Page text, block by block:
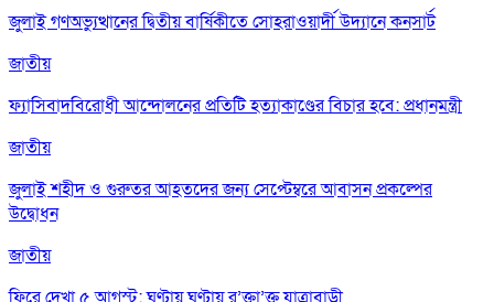
জুলাই গণঅভ্যুত্থানের দ্বিতীয় বার্ষিকীতে সোহরাওয়ার্দী উদ্যানে কনসার্ট
জাতীয়
ফ্যাসিবাদবিরোধী আন্দোলনের প্রতিটি হত্যাকাণ্ডের বিচার হবে: প্রধানমন্ত্রী
জাতীয়
জুলাই শহীদ ও গুরুতর আহতদের জন্য সেপ্টেম্বরে আবাসন প্রকল্পের
উদ্বোধন
জাতীয়